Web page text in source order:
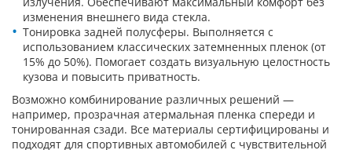
изменения внешнего вида стекла.
Тонировка задней полусферы. Выполняется с
использованием классических затемненных пленок (от
15% до 50%). Помогает создать визуальную целостность
кузова и повысить приватность.
Возможно комбинирование различных решений —
например, прозрачная атермальная пленка спереди и
тонированная сзади. Все материалы сертифицированы и
подходят для спортивных автомобилей с чувствительной